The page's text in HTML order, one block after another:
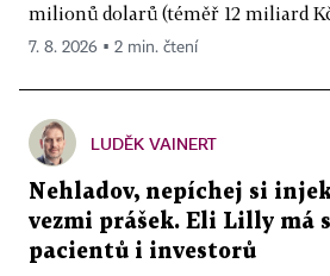
milionů dolarů (téměř 12 miliard
7. 8. 2026 ▪ 2 min. čtení
LUDĚK VAINERT
Nehladov, nepíchej si
vezmi prášek. Eli Lilly má
pacientů i investorů